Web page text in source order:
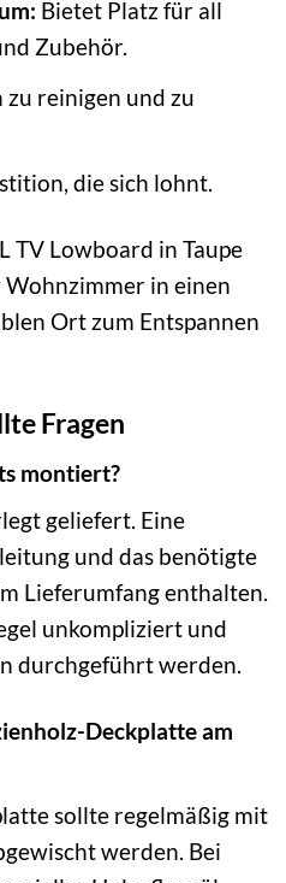
Bietet Platz für all
Zubehör.
zu reinigen und zu
die sich lohnt.
TV Lowboard in Taupe
in einen
Ort zum Entspannen
Fragen
montiert?
geliefert. Eine
und das benötigte
Lieferumfang enthalten.
unkompliziert und
durchgeführt werden.
Deckplatte am
sollte regelmäßig mit
werden. Bei